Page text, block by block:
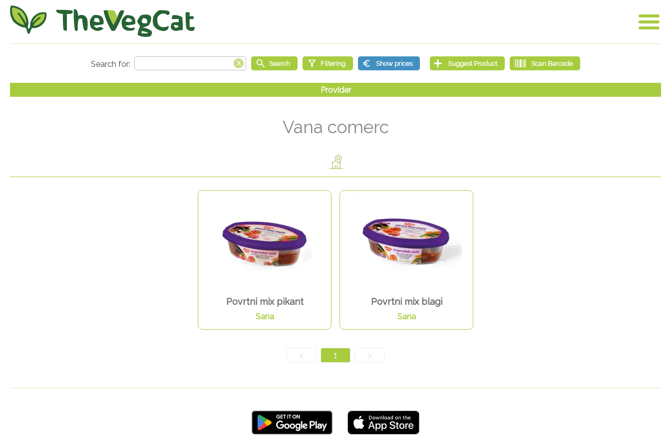
Vana comerc
Povrtni mix pikant
Sana
Povrtni mix blagi
Sana
< 1 >